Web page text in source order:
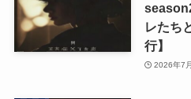
レたち
行】
2026年7